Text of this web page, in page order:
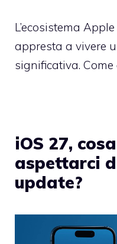
L’ecosistema
appresta a vivere
significativa.
iOS 27,
aspettarci
update?